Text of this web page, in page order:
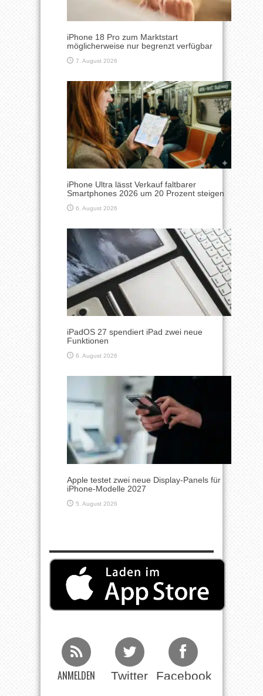
iPhone 18 Pro zum Marktstart
möglicherweise nur begrenzt verfügbar
7. August 2026
iPhone Ultra lässt Verkauf faltbarer
Smartphones 2026 um 20 Prozent steigen
6. August 2026
iPadOS 27 spendiert iPad zwei neue
Funktionen
6. August 2026
Apple testet zwei neue Display-Panels für
iPhone-Modelle 2027
5. August 2026
ANMELDEN Twitter Facebook